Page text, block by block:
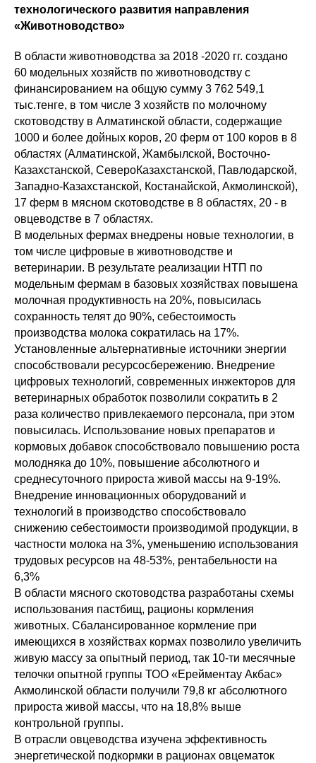
технологического развития направления
«Животноводство»
В области животноводства за 2018 -2020 гг. создано
60 модельных хозяйств по животноводству с
финансированием на общую сумму 3 762 549,1
тыс.тенге, в том числе 3 хозяйств по молочному
скотоводству в Алматинской области, содержащие
1000 и более дойных коров, 20 ферм от 100 коров в 8
областях (Алматинской, Жамбылской, Восточно-
Казахстанской, СевероКазахстанской, Павлодарской,
Западно-Казахстанской, Костанайской, Акмолинской),
17 ферм в мясном скотоводстве в 8 областях, 20 - в
овцеводстве в 7 областях.
В модельных фермах внедрены новые технологии, в
том числе цифровые в животноводстве и
ветеринарии. В результате реализации НТП по
модельным фермам в базовых хозяйствах повышена
молочная продуктивность на 20%, повысилась
сохранность телят до 90%, себестоимость
производства молока сократилась на 17%.
Установленные альтернативные источники энергии
способствовали ресурсосбережению. Внедрение
цифровых технологий, современных инжекторов для
ветеринарных обработок позволили сократить в 2
раза количество привлекаемого персонала, при этом
повысилась. Использование новых препаратов и
кормовых добавок способствовало повышению роста
молодняка до 10%, повышение абсолютного и
среднесуточного прироста живой массы на 9-19%.
Внедрение инновационных оборудований и
технологий в производство способствовало
снижению себестоимости производимой продукции, в
частности молока на 3%, уменьшению использования
трудовых ресурсов на 48-53%, рентабельности на
6,3%
В области мясного скотоводства разработаны схемы
использования пастбищ, рационы кормления
животных. Сбалансированное кормление при
имеющихся в хозяйствах кормах позволило увеличить
живую массу за опытный период, так 10-ти месячные
телочки опытной группы ТОО «Ерейментау Акбас»
Акмолинской области получили 79,8 кг абсолютного
прироста живой массы, что на 18,8% выше
контрольной группы.
В отрасли овцеводства изучена эффективность
энергетической подкормки в рационах овцематок